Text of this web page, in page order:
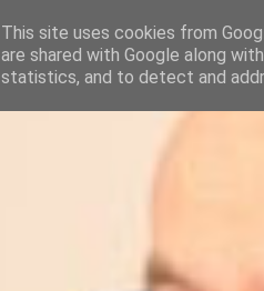
This site uses cookies from
are shared with Google along
statistics, and to detect and